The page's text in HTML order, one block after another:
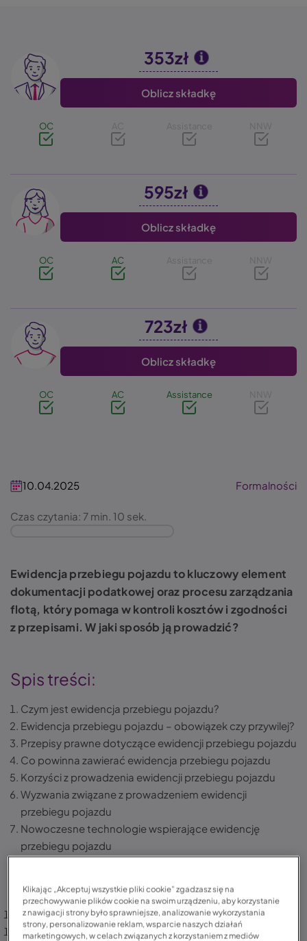
Image 353zł
Oblicz składkę
OC AC Assistance NNW
Image 595zł
Oblicz składkę
OC AC Assistance NNW
Image 723zł
Oblicz składkę
OC AC Assistance NNW
10.04.2025 Formalności
Czas czytania: 7 min. 10 sek.
Ewidencja przebiegu pojazdu to kluczowy element
dokumentacji podatkowej oraz procesu zarządzania
flotą, który pomaga w kontroli kosztów i zgodności
z przepisami. W jaki sposób ją prowadzić?
Spis treści:
Czym jest ewidencja przebiegu pojazdu?
Ewidencja przebiegu pojazdu – obowiązek czy przywilej?
Przepisy prawne dotyczące ewidencji przebiegu pojazdu
Co powinna zawierać ewidencja przebiegu pojazdu
Korzyści z prowadzenia ewidencji przebiegu pojazdu
Wyzwania związane z prowadzeniem ewidencji
przebiegu pojazdu
Nowoczesne technologie wspierające ewidencję
przebiegu pojazdu
Ubezpieczenie samochodu w LINK4 – poznaj ofertę
Podsumowanie
FAQ – często zadawane pytania
Klikając „Akceptuj wszystkie pliki cookie” zgadzasz się na
przechowywanie plików cookie na swoim urządzeniu, aby korzystanie
z nawigacji strony było sprawniejsze, analizowanie wykorzystania
strony, personalizowanie reklam, wsparcie naszych działań
marketingowych, w celach związanych z korzystaniem z mediów